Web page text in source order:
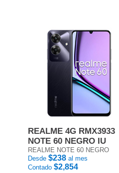
REALME 4G RMX3933
NOTE 60 NEGRO IU
REALME NOTE 60 NEGRO
Desde $238 al mes
Contado $2,854